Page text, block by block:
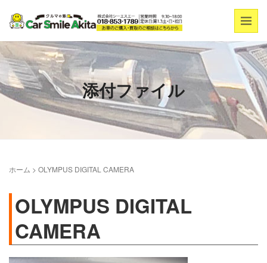
添付ファイル
ホーム > OLYMPUS DIGITAL CAMERA
OLYMPUS DIGITAL
CAMERA